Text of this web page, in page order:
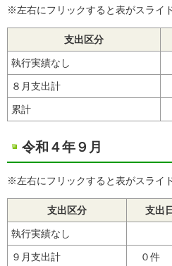
※左右にフリックすると表がスライ
支出区分
執行実績なし
８月支出計
累計
令和４年９月
※左右にフリックすると表がスライ
支出区分 支出日
執行実績なし
９月支出計 ０件